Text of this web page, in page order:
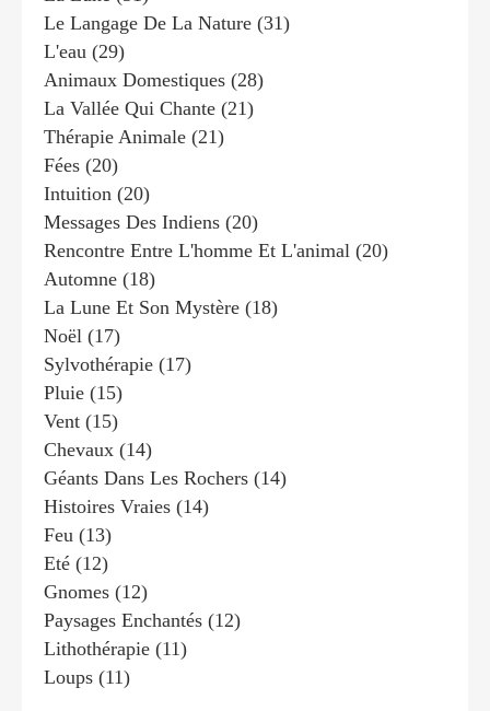
Le Langage De La Nature (31)
L'eau (29)
Animaux Domestiques (28)
La Vallée Qui Chante (21)
Thérapie Animale (21)
Fées (20)
Intuition (20)
Messages Des Indiens (20)
Rencontre Entre L'homme Et L'animal (20)
Automne (18)
La Lune Et Son Mystère (18)
Noël (17)
Sylvothérapie (17)
Pluie (15)
Vent (15)
Chevaux (14)
Géants Dans Les Rochers (14)
Histoires Vraies (14)
Feu (13)
Eté (12)
Gnomes (12)
Paysages Enchantés (12)
Lithothérapie (11)
Loups (11)